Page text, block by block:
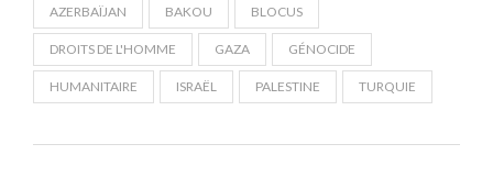
AZERBAÏJAN BAKOU BLOCUS
DROITS DE L'HOMME GAZA GÉNOCIDE
HUMANITAIRE ISRAËL PALESTINE TURQUIE